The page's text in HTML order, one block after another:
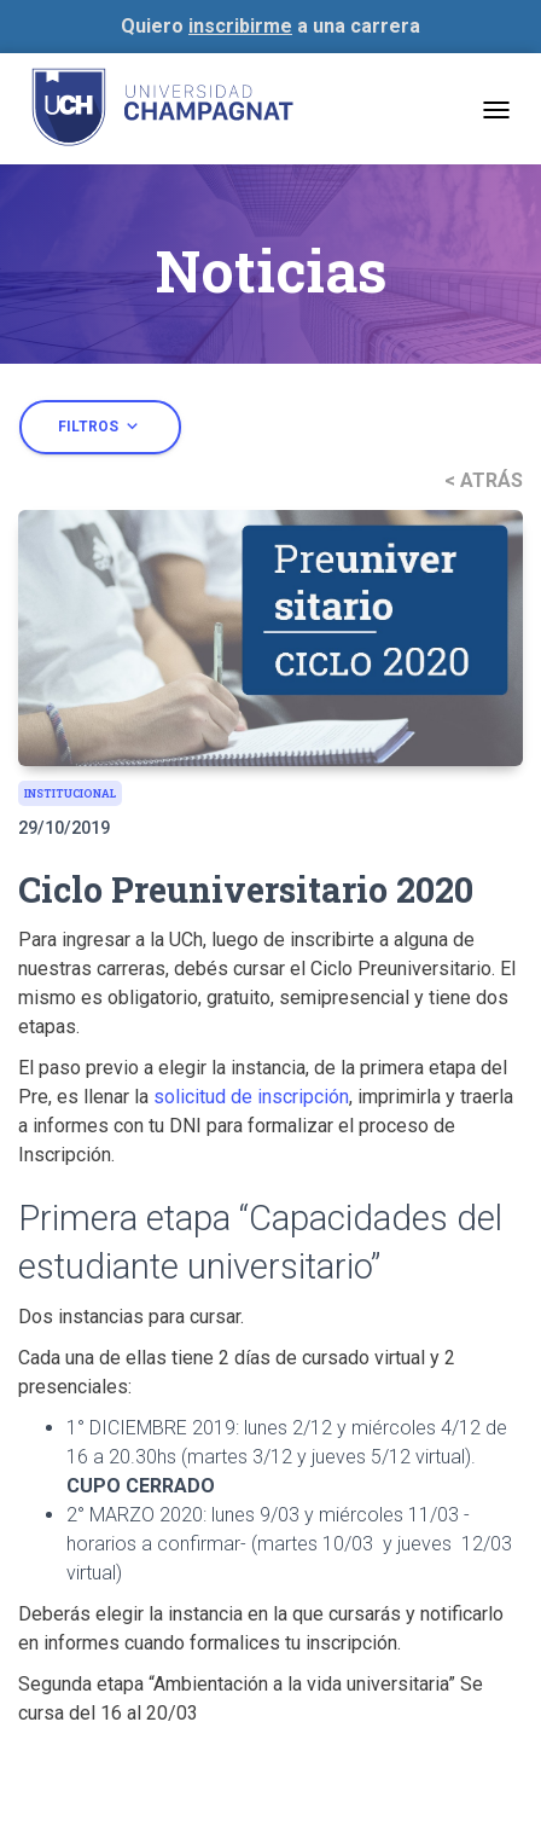
Quiero inscribirme a una carrera
Noticias
FILTROS expand_more
< ATRÁS
INSTITUCIONAL
29/10/2019
Ciclo Preuniversitario 2020
Para ingresar a la UCh, luego de inscribirte a alguna de
nuestras carreras, debés cursar el Ciclo Preuniversitario. El
mismo es obligatorio, gratuito, semipresencial y tiene dos
etapas.
El paso previo a elegir la instancia, de la primera etapa del
Pre, es llenar la solicitud de inscripción, imprimirla y traerla
a informes con tu DNI para formalizar el proceso de
Inscripción.
Primera etapa “Capacidades del
estudiante universitario”
Dos instancias para cursar.
Cada una de ellas tiene 2 días de cursado virtual y 2
presenciales:
1° DICIEMBRE 2019: lunes 2/12 y miércoles 4/12 de
16 a 20.30hs (martes 3/12 y jueves 5/12 virtual).
CUPO CERRADO
2° MARZO 2020: lunes 9/03 y miércoles 11/03 -
horarios a confirmar- (martes 10/03 y jueves 12/03
virtual)
Deberás elegir la instancia en la que cursarás y notificarlo
en informes cuando formalices tu inscripción.
Segunda etapa “Ambientación a la vida universitaria” Se
cursa del 16 al 20/03